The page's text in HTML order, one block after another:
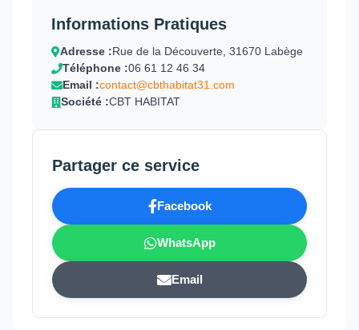
Informations Pratiques
Adresse :Rue de la Découverte, 31670 Labège
Téléphone :06 61 12 46 34
Email :contact@cbthabitat31.com
Société :CBT HABITAT
Partager ce service
Facebook
WhatsApp
Email